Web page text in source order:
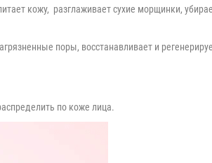
кожу, разглаживает сухие морщинки,
поры, восстанавливает и
по коже лица.